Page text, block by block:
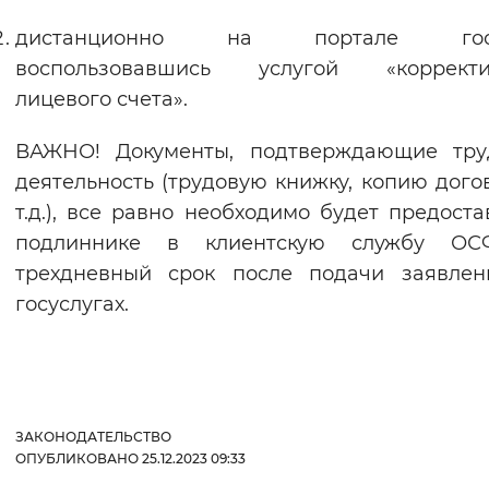
дистанционно на портале
воспользовавшись услугой
лицевого счета».
ВАЖНО! Документы, подтверждающие
деятельность (трудовую книжку, копию
т.д.), все равно необходимо будет
подлиннике в клиентскую службу
трехдневный срок после подачи
госуслугах.
ЗАКОНОДАТЕЛЬСТВО
ОПУБЛИКОВАНО 25.12.2023 09:33